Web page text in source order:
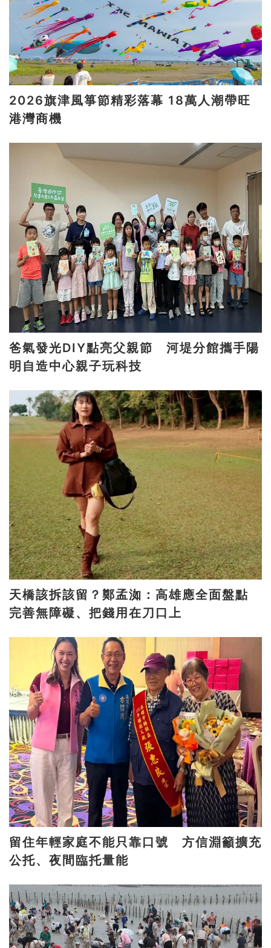
2026旗津風箏節精彩落幕 18萬人潮帶旺
港灣商機
爸氣發光DIY點亮父親節 河堤分館攜手陽
明自造中心親子玩科技
天橋該拆該留？鄭孟洳：高雄應全面盤點
完善無障礙、把錢用在刀口上
留住年輕家庭不能只靠口號 方信淵籲擴充
公托、夜間臨托量能